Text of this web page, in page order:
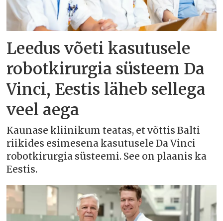
Leedus võeti kasutusele
robotkirurgia süsteem Da
Vinci, Eestis läheb sellega
veel aega
Kaunase kliinikum teatas, et võttis Balti
riikides esimesena kasutusele Da Vinci
robotkirurgia süsteemi. See on plaanis ka
Eestis.